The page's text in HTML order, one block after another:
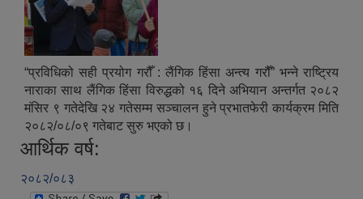
“प्रविधिको सही प्रयोग गरौँ : लैंगिक हिंसा अन्त्य गरौँ” भन्ने राष्ट्रिय
नाराका साथ लैंगिक हिंसा विरुद्धको १६ दिने अभियान अन्तर्गत २०८२
मंसिर ९ गतेदेखि २४ गतेसम्म सञ्चालन हुने प्रभातफेरी कार्यक्रम मिति
२०८२/०८/०९ गतेबाट सुरु भएको छ।
आर्थिक वर्ष:
२०८२/०८३